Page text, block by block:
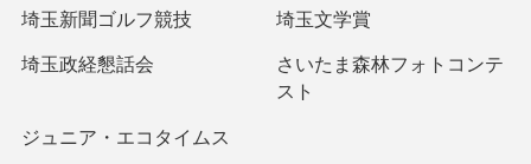
埼玉新聞ゴルフ競技 埼玉文学賞
埼玉政経懇話会
さいたま森林フォトコンテ
スト
ジュニア・エコタイムス